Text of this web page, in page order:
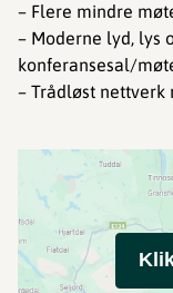
– Flere mindre
– Moderne lyd, lys
konferansesal/
– Trådløst nettverk